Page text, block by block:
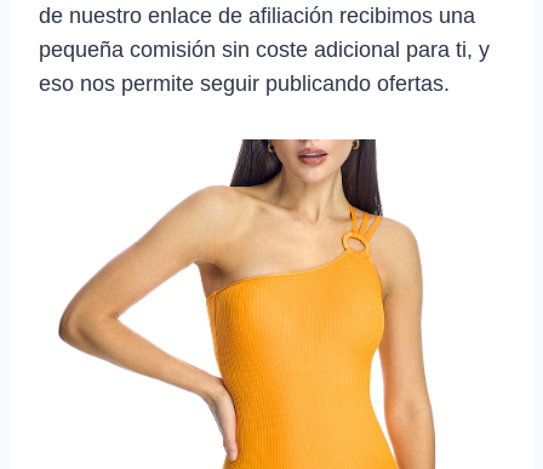
de nuestro enlace de afiliación recibimos una
pequeña comisión sin coste adicional para ti, y
eso nos permite seguir publicando ofertas.